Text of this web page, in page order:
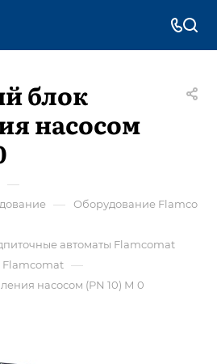
блок
насосом
—
— Оборудование Flamco
автоматы Flamcomat
Flamcomat —
насосом (PN 10) М 0